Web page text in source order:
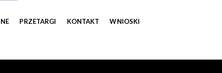
PRZETARGI KONTAKT WNIOSKI